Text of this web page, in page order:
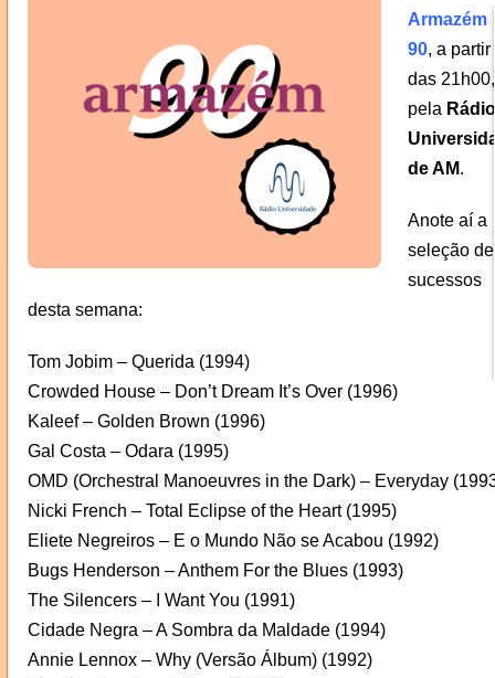
Armazém
90, a partir
das 21h00,
pela Rádio
de AM.
Anote aí a
seleção de
sucessos
desta semana:
Tom Jobim – Querida (1994)
Crowded House – Don’t Dream It’s Over (1996)
Kaleef – Golden Brown (1996)
Gal Costa – Odara (1995)
OMD (Orchestral Manoeuvres in the Dark) – Everyday
Nicki French – Total Eclipse of the Heart (1995)
Eliete Negreiros – E o Mundo Não se Acabou (1992)
Bugs Henderson – Anthem For the Blues (1993)
The Silencers – I Want You (1991)
Cidade Negra – A Sombra da Maldade (1994)
Annie Lennox – Why (Versão Álbum) (1992)